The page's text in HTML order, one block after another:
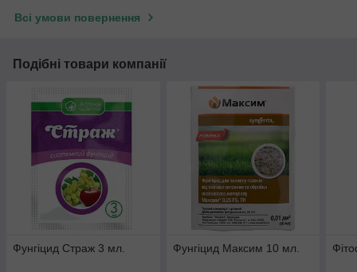
Всі умови повернення
Подібні товари компанії
Фунгіцид Страж 3 мл. Фунгіцид Максим 10 мл.